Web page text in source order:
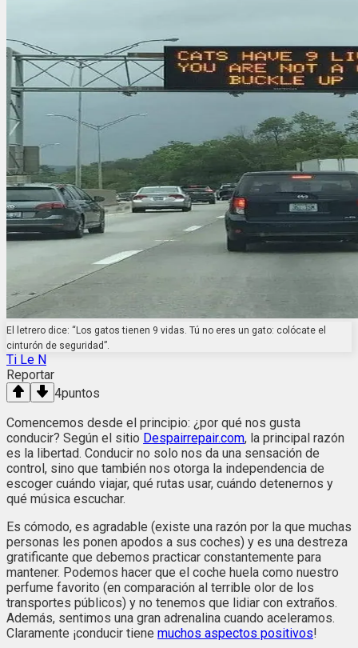
El letrero dice: “Los gatos tienen 9 vidas. Tú no eres un gato: colócate el
cinturón de seguridad”.
Ti Le N
Reportar
4puntos
Comencemos desde el principio: ¿por qué nos gusta
conducir? Según el sitio Despairrepair.com, la principal razón
es la libertad. Conducir no solo nos da una sensación de
control, sino que también nos otorga la independencia de
escoger cuándo viajar, qué rutas usar, cuándo detenernos y
qué música escuchar.
Es cómodo, es agradable (existe una razón por la que muchas
personas les ponen apodos a sus coches) y es una destreza
gratificante que debemos practicar constantemente para
mantener. Podemos hacer que el coche huela como nuestro
perfume favorito (en comparación al terrible olor de los
transportes públicos) y no tenemos que lidiar con extraños.
Además, sentimos una gran adrenalina cuando aceleramos.
Claramente ¡conducir tiene muchos aspectos positivos!